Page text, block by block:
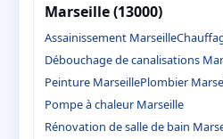
Marseille (13000)
Assainissement Marseille
Débouchage de canalisations
Peinture MarseillePlombier
Pompe à chaleur Marseille
Rénovation de salle de bain